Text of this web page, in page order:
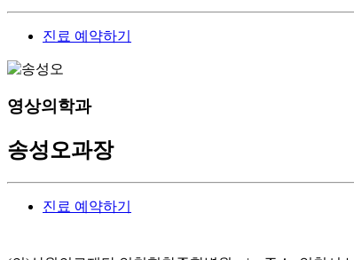
진료 예약하기
영상의학과
송성오과장
진료 예약하기